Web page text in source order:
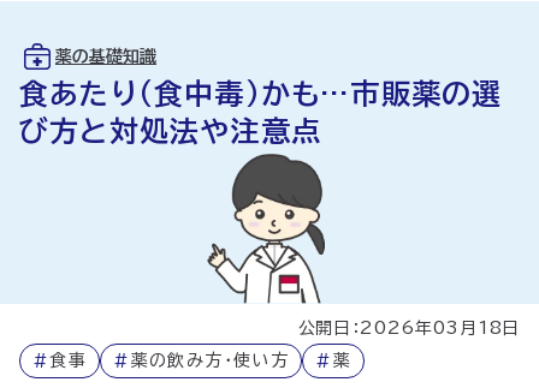
食あたり（食中毒）かも…市販薬の選
び方と対処法や注意点
薬の基礎知識
公開日：2026年03月18日
#食事 # 薬の飲み方・使い方 # 薬